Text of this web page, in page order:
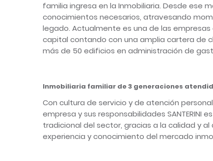
familia ingresa en la Inmobiliaria. Desde ese
conocimientos necesarios, atravesando
legado. Actualmente es una de las
capital contando con una amplia cartera de
más de 50 edificios en administración de
Inmobiliaria familiar de 3 generaciones
Con cultura de servicio y de atención
empresa y sus responsabilidades
tradicional del sector, gracias a la calidad y
experiencia y conocimiento del mercado